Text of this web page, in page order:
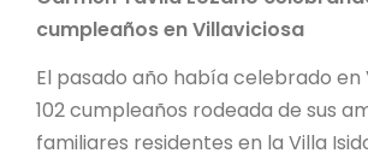
cumpleaños en Villaviciosa
El pasado año había celebrado en
102 cumpleaños rodeada de sus
familiares residentes en la Villa